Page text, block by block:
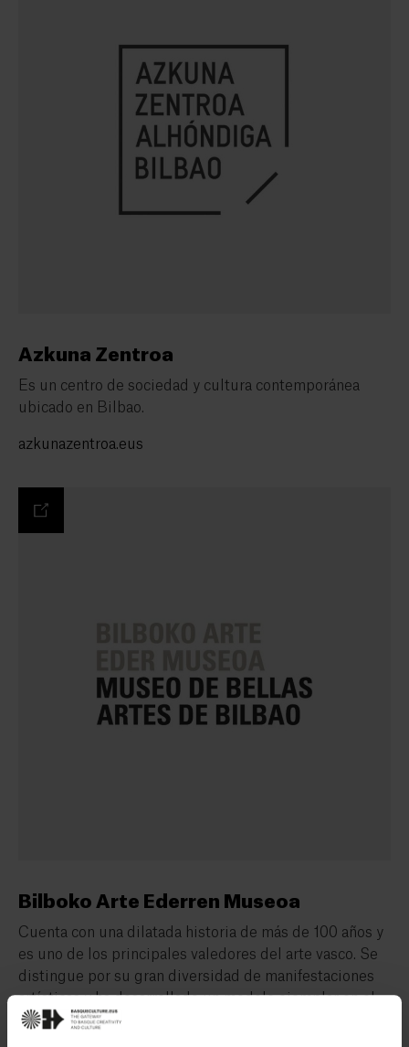
Azkuna Zentroa
Es un centro de sociedad y cultura contemporánea
ubicado en Bilbao.
azkunazentroa.eus
Bilboko Arte Ederren Museoa
Cuenta con una dilatada historia de más de 100 años y
es uno de los principales valedores del arte vasco. Se
distingue por su gran diversidad de manifestaciones
artísticas y ha desarrollado un modelo ejemplar en el
que la ciudadanía, la comunidad artística local y las